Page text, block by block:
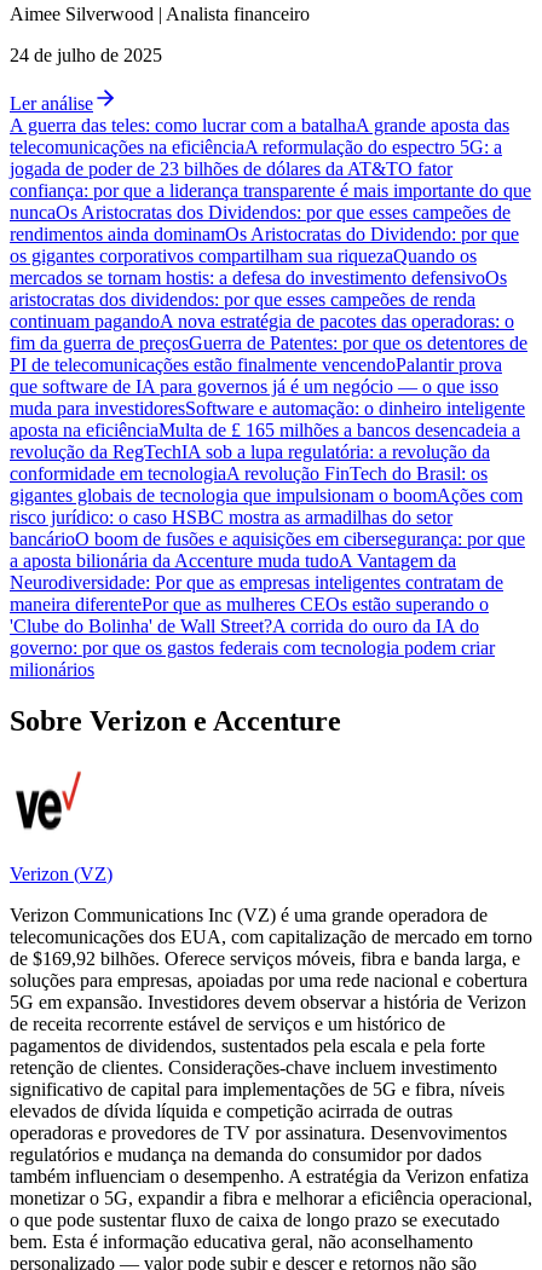
Aimee Silverwood | Analista financeiro
24 de julho de 2025
Ler análise
A guerra das teles: como lucrar com a batalhaA grande aposta das
telecomunicações na eficiênciaA reformulação do espectro 5G: a
jogada de poder de 23 bilhões de dólares da AT&TO fator
confiança: por que a liderança transparente é mais importante do que
nuncaOs Aristocratas dos Dividendos: por que esses campeões de
rendimentos ainda dominamOs Aristocratas do Dividendo: por que
os gigantes corporativos compartilham sua riquezaQuando os
mercados se tornam hostis: a defesa do investimento defensivoOs
aristocratas dos dividendos: por que esses campeões de renda
continuam pagandoA nova estratégia de pacotes das operadoras: o
fim da guerra de preçosGuerra de Patentes: por que os detentores de
PI de telecomunicações estão finalmente vencendoPalantir prova
que software de IA para governos já é um negócio — o que isso
muda para investidoresSoftware e automação: o dinheiro inteligente
aposta na eficiênciaMulta de £ 165 milhões a bancos desencadeia a
revolução da RegTechIA sob a lupa regulatória: a revolução da
conformidade em tecnologiaA revolução FinTech do Brasil: os
gigantes globais de tecnologia que impulsionam o boomAções com
risco jurídico: o caso HSBC mostra as armadilhas do setor
bancárioO boom de fusões e aquisições em cibersegurança: por que
a aposta bilionária da Accenture muda tudoA Vantagem da
Neurodiversidade: Por que as empresas inteligentes contratam de
maneira diferentePor que as mulheres CEOs estão superando o
'Clube do Bolinha' de Wall Street?A corrida do ouro da IA do
governo: por que os gastos federais com tecnologia podem criar
milionários
Sobre Verizon e Accenture
Verizon (VZ)
Verizon Communications Inc (VZ) é uma grande operadora de
telecomunicações dos EUA, com capitalização de mercado em torno
de $169,92 bilhões. Oferece serviços móveis, fibra e banda larga, e
soluções para empresas, apoiadas por uma rede nacional e cobertura
5G em expansão. Investidores devem observar a história de Verizon
de receita recorrente estável de serviços e um histórico de
pagamentos de dividendos, sustentados pela escala e pela forte
retenção de clientes. Considerações-chave incluem investimento
significativo de capital para implementações de 5G e fibra, níveis
elevados de dívida líquida e competição acirrada de outras
operadoras e provedores de TV por assinatura. Desenvovimentos
regulatórios e mudança na demanda do consumidor por dados
também influenciam o desempenho. A estratégia da Verizon enfatiza
monetizar o 5G, expandir a fibra e melhorar a eficiência operacional,
o que pode sustentar fluxo de caixa de longo prazo se executado
bem. Esta é informação educativa geral, não aconselhamento
personalizado — valor pode subir e descer e retornos não são